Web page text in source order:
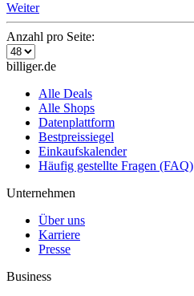
Weiter
Anzahl pro Seite:
billiger.de
Alle Deals
Alle Shops
Datenplattform
Bestpreissiegel
Einkaufskalender
Häufig gestellte Fragen (FAQ)
Unternehmen
Über uns
Karriere
Presse
Business